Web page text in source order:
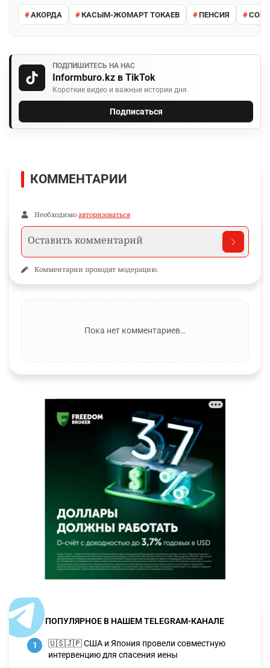
АКОРДА КАСЫМ-ЖОМАРТ ТОКАЕВ ПЕНСИЯ
ПОДПИШИТЕСЬ НА НАС
Informburo.kz в TikTok
Короткие видео и важные истории дня.
Подписаться
КОММЕНТАРИИ
Необходимо авторизоваться
Комментарии проходят модерацию.
Пока нет комментариев…
ПОПУЛЯРНОЕ В НАШЕМ TELEGRAM-КАНАЛЕ
1
🇺🇸🇯🇵 США и Япония провели совместную
интервенцию для спасения иены